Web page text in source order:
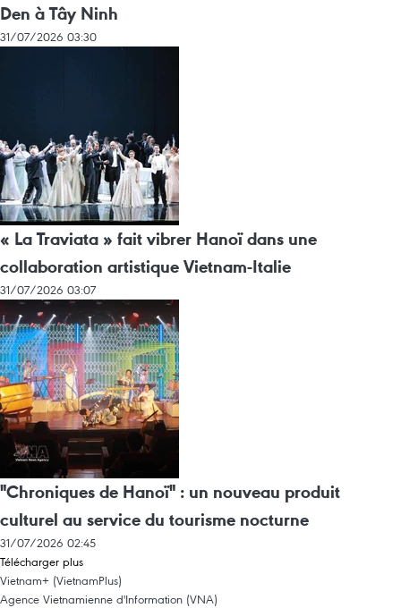
Den à Tây Ninh
31/07/2026 03:30
« La Traviata » fait vibrer Hanoï dans une
collaboration artistique Vietnam-Italie
31/07/2026 03:07
"Chroniques de Hanoï" : un nouveau produit
culturel au service du tourisme nocturne
31/07/2026 02:45
Télécharger plus
Vietnam+ (VietnamPlus)
Agence Vietnamienne d'Information (VNA)